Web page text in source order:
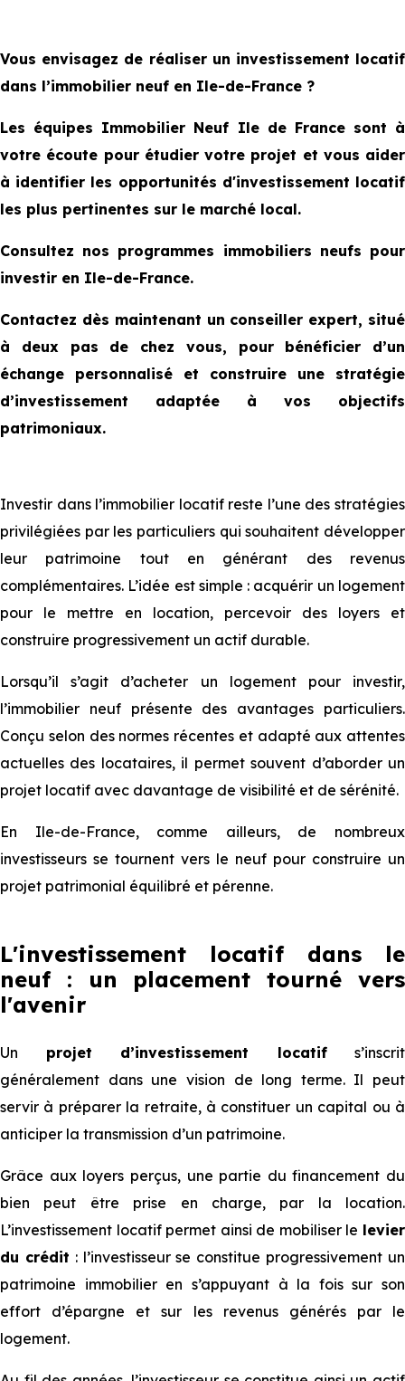
Vous envisagez de réaliser un investissement locatif
dans l’immobilier neuf en Ile-de-France ?
Les équipes Immobilier Neuf Ile de France sont à
votre écoute pour étudier votre projet et vous aider
à identifier les opportunités d'investissement locatif
les plus pertinentes sur le marché local.
Consultez nos programmes immobiliers neufs pour
investir en Ile-de-France.
Contactez dès maintenant un conseiller expert, situé
à deux pas de chez vous, pour bénéficier d’un
échange personnalisé et construire une stratégie
d’investissement adaptée à vos objectifs
patrimoniaux.
Investir dans l’immobilier locatif reste l’une des stratégies
privilégiées par les particuliers qui souhaitent développer
leur patrimoine tout en générant des revenus
complémentaires. L’idée est simple : acquérir un logement
pour le mettre en location, percevoir des loyers et
construire progressivement un actif durable.
Lorsqu’il s’agit d’acheter un logement pour investir,
l’immobilier neuf présente des avantages particuliers.
Conçu selon des normes récentes et adapté aux attentes
actuelles des locataires, il permet souvent d’aborder un
projet locatif avec davantage de visibilité et de sérénité.
En Ile-de-France, comme ailleurs, de nombreux
investisseurs se tournent vers le neuf pour construire un
projet patrimonial équilibré et pérenne.
L'investissement locatif dans le
neuf : un placement tourné vers
l'avenir
Un projet d’investissement locatifs’inscrit
généralement dans une vision de long terme. Il peut
servir à préparer la retraite, à constituer un capital ou à
anticiper la transmission d’un patrimoine.
Grâce aux loyers perçus, une partie du financement du
bien peut être prise en charge, par la location.
L’investissement locatif permet ainsi de mobiliser le levier
du crédit : l’investisseur se constitue progressivement un
patrimoine immobilier en s’appuyant à la fois sur son
effort d’épargne et sur les revenus générés par le
logement.